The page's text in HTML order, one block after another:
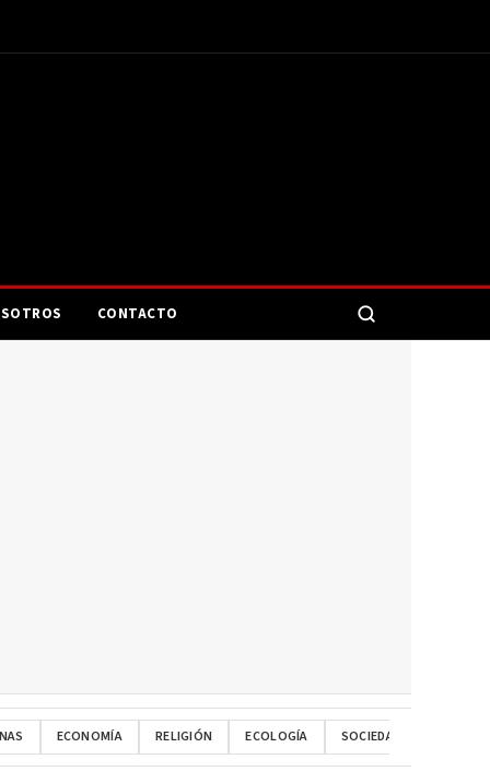
CONTACTO
ECONOMÍA RELIGIÓN ECOLOGÍA SOCIEDAD